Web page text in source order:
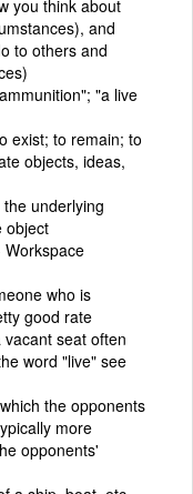
you think about
and
to others and
"a live
exist; to remain; to
objects, ideas,
underlying
object
Workspace
who is
good rate
seat often
word "live" see
the opponents
more
opponents'